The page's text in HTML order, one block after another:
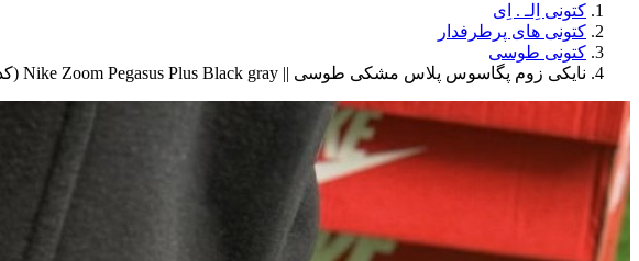
کتونی اِلـ . اِی
کتونی های پرطرفدار
کتونی طوسی
نایکی زوم پگاسوس پلاس مشکی طوسی || Nike Zoom Pegasus Plus Black gray (کد ۶۱۲)